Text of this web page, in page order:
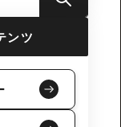
ンツ